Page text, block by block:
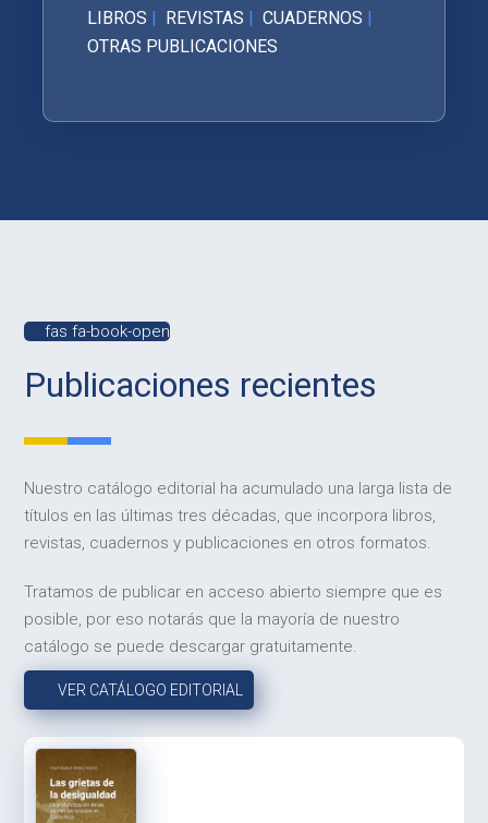
LIBROS | REVISTAS | CUADERNOS |
OTRAS PUBLICACIONES
fas fa-book-open
Publicaciones recientes
Nuestro catálogo editorial ha acumulado una larga lista de
títulos en las últimas tres décadas, que incorpora libros,
revistas, cuadernos y publicaciones en otros formatos.
Tratamos de publicar en acceso abierto siempre que es
posible, por eso notarás que la mayoría de nuestro
catálogo se puede descargar gratuitamente.
VER CATÁLOGO EDITORIAL